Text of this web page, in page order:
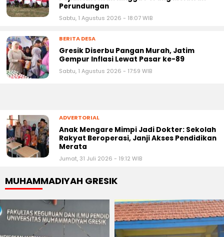
Sabtu, 1 Agustus 2026 - 18:07 WIB
Gresik Diserbu Pangan Murah, Jatim
Gempur Inflasi Lewat Pasar ke-89
Sabtu, 1 Agustus 2026 - 17:59 WIB
Anak Mengare Mimpi Jadi Dokter: Sekolah
Rakyat Beroperasi, Janji Akses Pendidikan
Merata
MUHAMMADIYAH GRESIK